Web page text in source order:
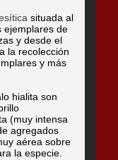
situada al
ejemplares de
y desde el
la recolección
y más
hialita son
(muy intensa
agregados
aérea sobre
la especie.